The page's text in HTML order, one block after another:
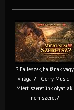
? Fa leszek, ha fának vagy
virága ? – Gerry Music |
Miért szeretünk olyat, aki
nem szeret?